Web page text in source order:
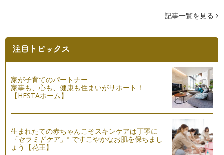
＠He…
かぼちゃお化け「ジャック・オ・ランタン」を作ってみよう♪
秋の味覚をチョコベジで☆
10月になり、今年もあと3ヵ月となりました。季節は『秋』。
味覚の秋ですね。秋に旬…
☆ベジタブルカービング☆食卓を華やかに！
毎日の食卓をちょっと華やかにしてみませんか。パパの驚く
夏こそ、バーニャ・カウダ☆
バーニャ・カウダはイタリアを代表する冬の野菜料理だそう。
記事一覧を見る
家が子育てのパートナー
家事も、心も、健康も住まいがサポート！
【HESTAホーム】
生まれたての赤ちゃんこそスキンケアは丁寧に
「セラミドケア」※ ですこやかなお肌を保ちまし
ょう【花王】